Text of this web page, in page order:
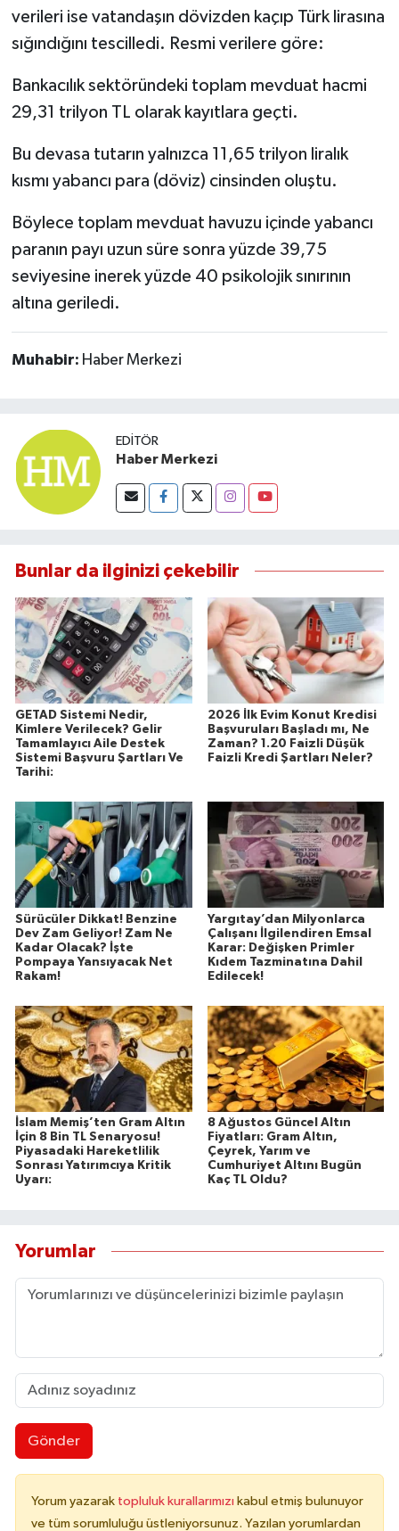
verileri ise vatandaşın dövizden kaçıp Türk lirasına
sığındığını tescilledi. Resmi verilere göre:
Bankacılık sektöründeki toplam mevduat hacmi
29,31 trilyon TL olarak kayıtlara geçti.
Bu devasa tutarın yalnızca 11,65 trilyon liralık
kısmı yabancı para (döviz) cinsinden oluştu.
Böylece toplam mevduat havuzu içinde yabancı
paranın payı uzun süre sonra yüzde 39,75
seviyesine inerek yüzde 40 psikolojik sınırının
altına geriledi.
Muhabir: Haber Merkezi
EDITÖR
Haber Merkezi
Bunlar da ilginizi çekebilir
GETAD Sistemi Nedir,
Kimlere Verilecek? Gelir
Tamamlayıcı Aile Destek
Sistemi Başvuru Şartları Ve
Tarihi:
2026 İlk Evim Konut Kredisi
Başvuruları Başladı mı, Ne
Zaman? 1.20 Faizli Düşük
Faizli Kredi Şartları Neler?
Sürücüler Dikkat! Benzine
Dev Zam Geliyor! Zam Ne
Kadar Olacak? İşte
Pompaya Yansıyacak Net
Rakam!
Yargıtay’dan Milyonlarca
Çalışanı İlgilendiren Emsal
Karar: Değişken Primler
Kıdem Tazminatına Dahil
Edilecek!
İslam Memiş’ten Gram Altın
İçin 8 Bin TL Senaryosu!
Piyasadaki Hareketlilik
Sonrası Yatırımcıya Kritik
Uyarı:
8 Ağustos Güncel Altın
Fiyatları: Gram Altın,
Çeyrek, Yarım ve
Cumhuriyet Altını Bugün
Kaç TL Oldu?
Yorumlar
Gönder
Yorum yazarak topluluk kurallarımızı kabul etmiş bulunuyor
ve tüm sorumluluğu üstleniyorsunuz. Yazılan yorumlardan